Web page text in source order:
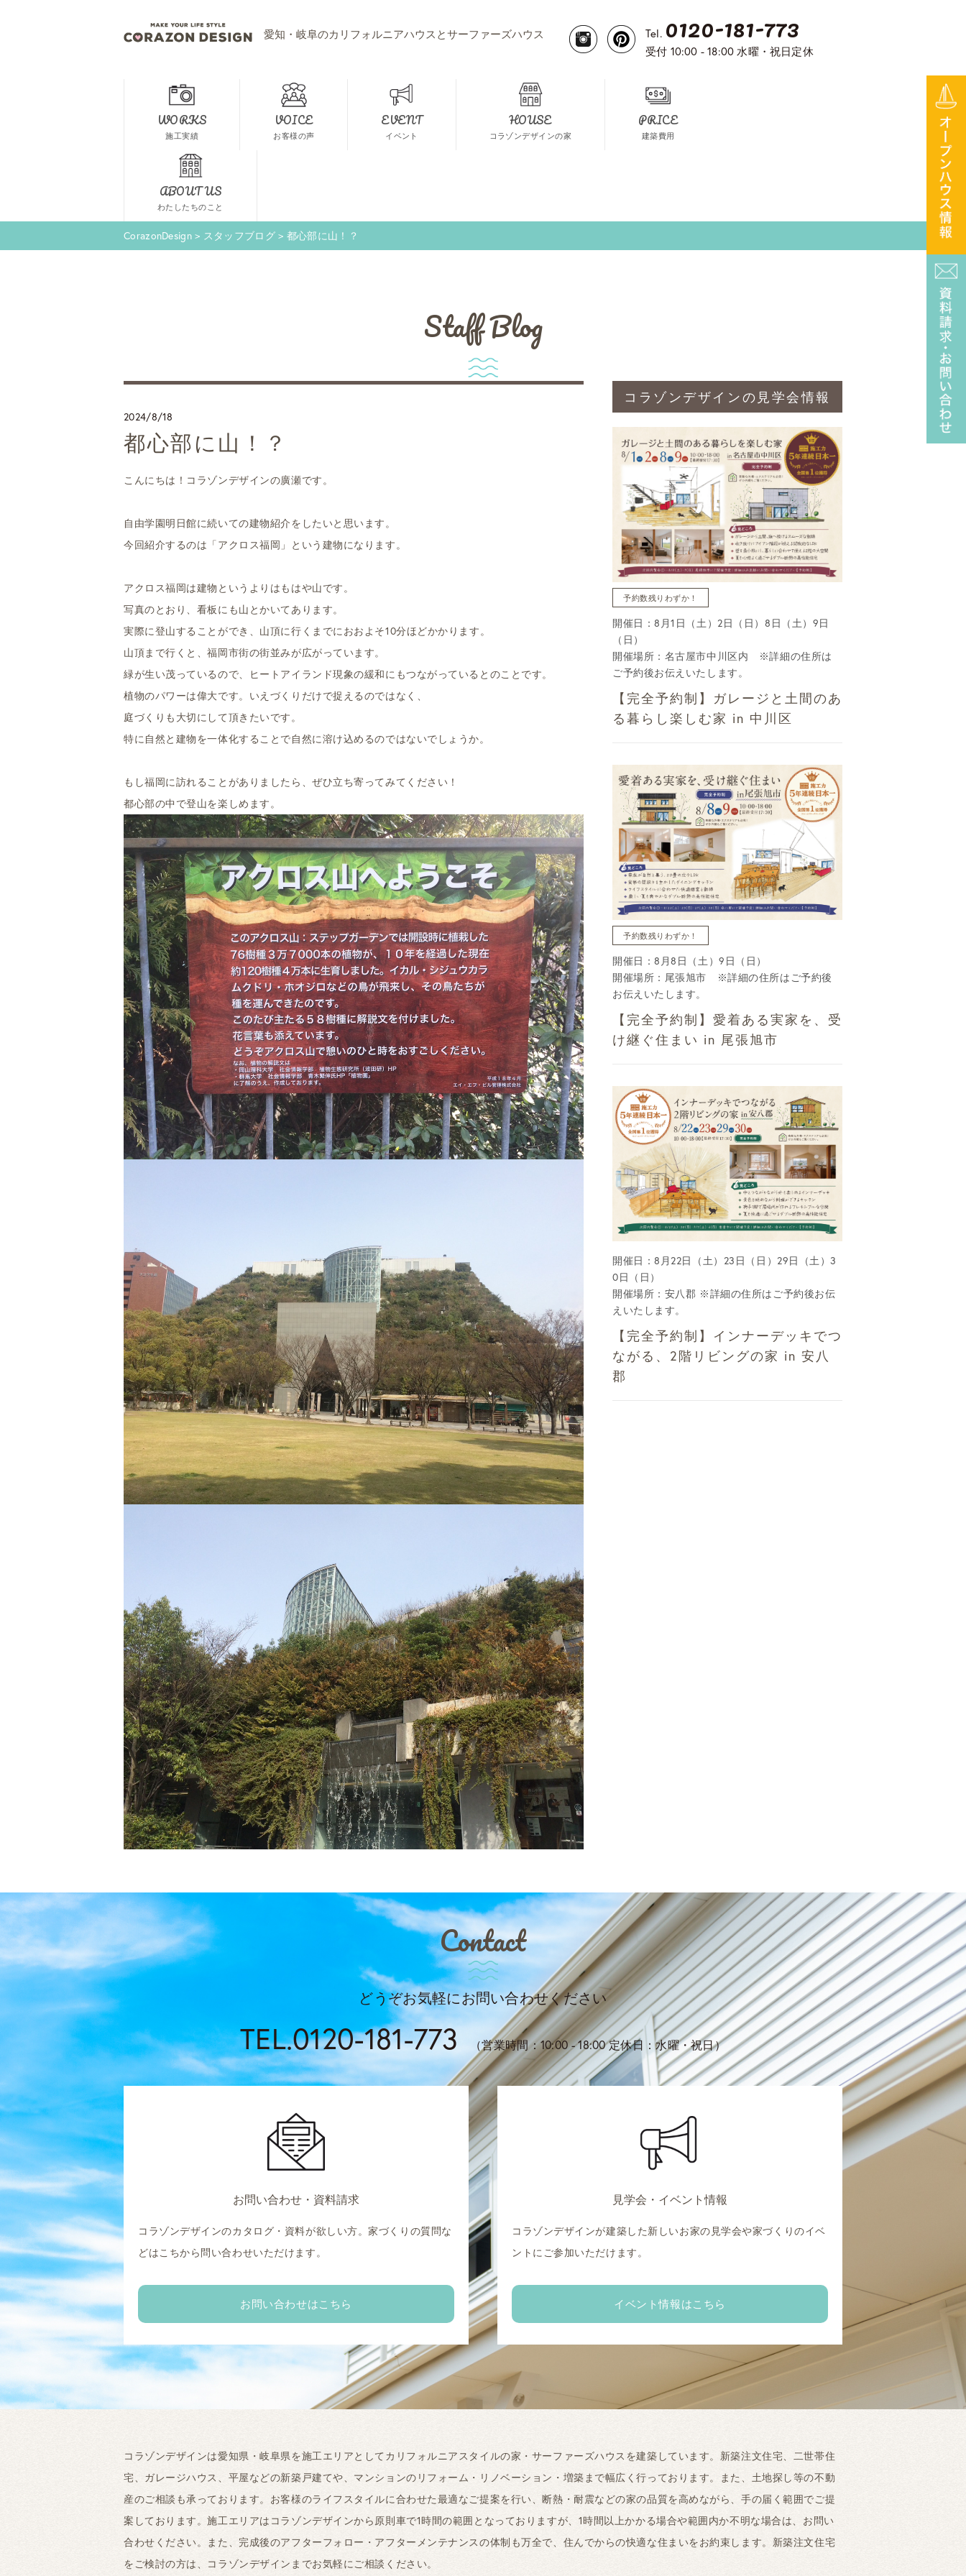
愛知・岐阜のカリフォルニアハウスとサーファーズハウス Tel. 0120-181-773
受付 10:00 - 18:00 水曜・祝日定休
WORKS
施工実績
VOICE
お客様の声
EVENT
イベント
HOUSE
コラゾンデザインの家
PRICE
建築費用
ABOUT US
わたしたちのこと
CorazonDesign> スタッフブログ> 都心部に山！？
Staff Blog
2024/8/18
都心部に山！？
こんにちは！コラゾンデザインの廣瀬です。
自由学園明日館に続いての建物紹介をしたいと思います。
今回紹介するのは「アクロス福岡」という建物になります。
アクロス福岡は建物というよりはもはや山です。
写真のとおり、看板にも山とかいてあります。
実際に登山することができ、山頂に行くまでにおおよそ10分ほどかかります。
山頂まで行くと、福岡市街の街並みが広がっています。
緑が生い茂っているので、ヒートアイランド現象の緩和にもつながっているとのことです。
植物のパワーは偉大です。いえづくりだけで捉えるのではなく、
庭づくりも大切にして頂きたいです。
特に自然と建物を一体化することで自然に溶け込めるのではないでしょうか。
もし福岡に訪れることがありましたら、ぜひ立ち寄ってみてください！
都心部の中で登山を楽しめます。
コラゾンデザインの見学会情報
予約数残りわずか！
開催日：8月1日（土）2日（日）8日（土）9日
（日）
開催場所：名古屋市中川区内 ※詳細の住所は
ご予約後お伝えいたします。
【完全予約制】ガレージと土間のあ
る暮らし楽しむ家 in 中川区
予約数残りわずか！
開催日：8月8日（土）9日（日）
開催場所：尾張旭市 ※詳細の住所はご予約後
お伝えいたします。
【完全予約制】愛着ある実家を、受
け継ぐ住まい in 尾張旭市
開催日：8月22日（土）23日（日）29日（土）3
0日（日）
開催場所：安八郡 ※詳細の住所はご予約後お伝
えいたします。
【完全予約制】インナーデッキでつ
ながる、2階リビングの家 in 安八
郡
Contact
どうぞお気軽にお問い合わせください
TEL.0120-181-773 （営業時間：10:00 - 18:00 定休日：水曜・祝日）
お問い合わせ・資料請求
コラゾンデザインのカタログ・資料が欲しい方。家づくりの質問な
どはこちから問い合わせいただけます。
お問い合わせはこちら
見学会・イベント情報
コラゾンデザインが建築した新しいお家の見学会や家づくりのイベ
ントにご参加いただけます。
イベント情報はこちら
コラゾンデザインは愛知県・岐阜県を施工エリアとしてカリフォルニアスタイルの家・サーファーズハウスを建築しています。新築注文住宅、二世帯住
宅、ガレージハウス、平屋などの新築戸建てや、マンションのリフォーム・リノベーション・増築まで幅広く行っております。また、土地探し等の不動
産のご相談も承っております。お客様のライフスタイルに合わせた最適なご提案を行い、断熱・耐震などの家の品質を高めながら、手の届く範囲でご提
案しております。施工エリアはコラゾンデザインから原則車で1時間の範囲となっておりますが、1時間以上かかる場合や範囲内か不明な場合は、お問い
合わせください。また、完成後のアフターフォロー・アフターメンテナンスの体制も万全で、住んでからの快適な住まいをお約束します。新築注文住宅
をご検討の方は、コラゾンデザインまでお気軽にご相談ください。